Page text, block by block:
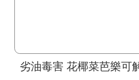
劣油毒害 花椰菜芭樂可